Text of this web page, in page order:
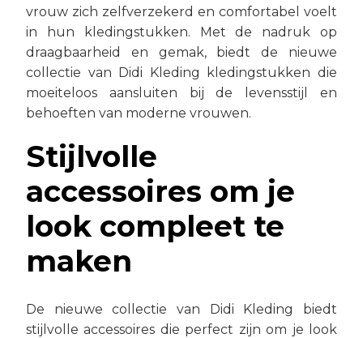
vrouw zich zelfverzekerd en comfortabel voelt
in hun kledingstukken. Met de nadruk op
draagbaarheid en gemak, biedt de nieuwe
collectie van Didi Kleding kledingstukken die
moeiteloos aansluiten bij de levensstijl en
behoeften van moderne vrouwen.
Stijlvolle
accessoires om je
look compleet te
maken
De nieuwe collectie van Didi Kleding biedt
stijlvolle accessoires die perfect zijn om je look